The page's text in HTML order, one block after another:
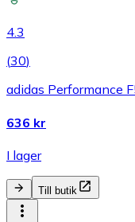
4.3
(30)
adidas Performance
636 kr
I lager
Till butik